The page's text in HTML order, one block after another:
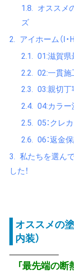
オススメ
ズ
アイホーム（I
01:滋賀県
02:一貫施
03:親切丁
04:カラ
05：クレ
06：返金
私たちを選ん
した！
オススメの塗
内装）
「最先端の